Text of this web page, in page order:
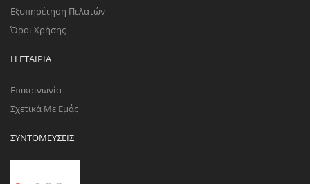
Εξυπηρέτηση Πελατών
Όροι Χρήσης
Η ΕΤΑΙΡΊΑ
Επικοινωνία
Σχετικά Με Εμάς
ΣΥΝΤΟΜΕΎΣΕΙΣ